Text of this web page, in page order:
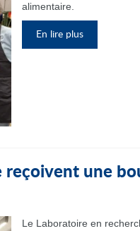
alimentaire.
En lire plus
reçoivent une
Le Laboratoire en